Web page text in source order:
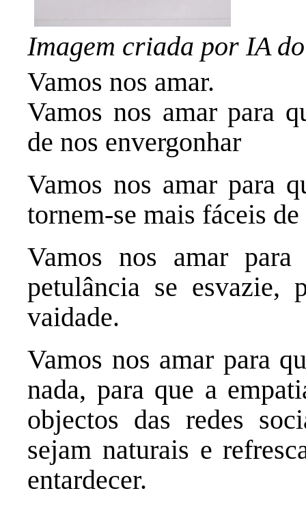
Imagem criada por IA
Vamos nos amar.
Vamos nos amar para
de nos envergonhar
Vamos nos amar para
tornem-se mais fáceis de
Vamos nos amar
petulância se esvazie,
vaidade.
Vamos nos amar para
nada, para que a
objectos das redes
sejam naturais e
entardecer.